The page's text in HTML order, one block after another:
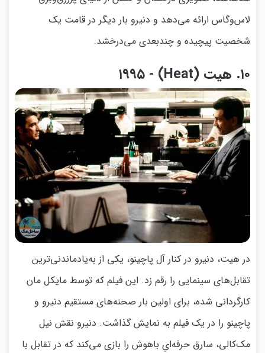
لاس‌وگاس ارائه می‌دهد و دنیرو بار دیگر در قامت یک
شخصیت پیچیده و چندبعدی می‌درخشد.
۱۰. هیت (Heat) - ۱۹۹۵
در هیت، دنیرو در کنار آل پاچینو، یکی از به‌یادماندنی‌ترین
تقابل‌های سینمایی را رقم زد. این فیلم که توسط مایکل مان
کارگردانی شده، برای اولین بار صحنه‌های مستقیم دنیرو و
پاچینو را در یک فیلم به نمایش گذاشت. دنیرو نقش نیل
مک‌کالی، سارق حرفه‌ایِ باهوش را بازی می‌کند که در تقابل با